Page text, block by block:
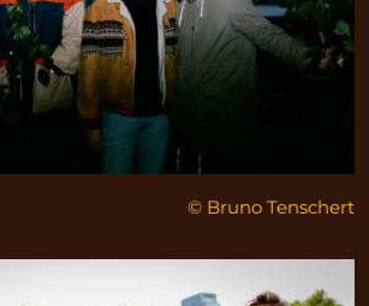
© Bruno Tenschert